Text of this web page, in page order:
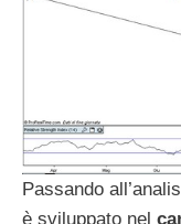
Passando
è sviluppato nel